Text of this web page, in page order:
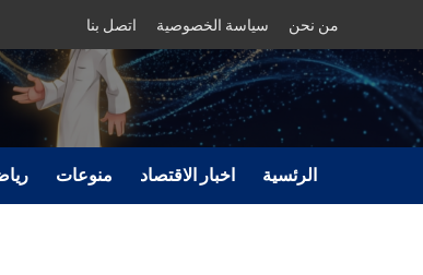
اتصل بنا سياسة الخصوصية من نحن
منوعات اخبار الاقتصاد الرئسية